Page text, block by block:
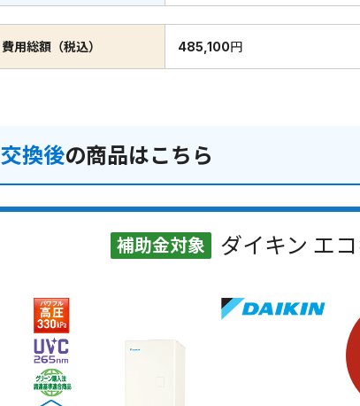
費用総額（税込） 485,100円
交換後の商品はこちら
補助金対象 ダイキン エ